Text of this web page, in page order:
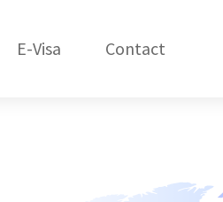
République Dom.
E-Visa Contact